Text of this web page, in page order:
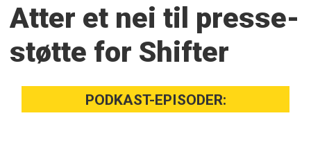
Atter et nei til presse­
støtte for Shifter
PODKAST-EPISODER: